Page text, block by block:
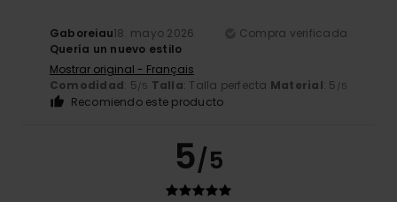
Gaboreiau18. mayo 2026
Compra verificada
Quería un nuevo estilo
Mostrar original - Français
Comodidad: 5/5 Talla: Talla perfecta Material: 5 /5
Recomiendo este producto
5/5